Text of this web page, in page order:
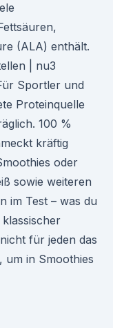
(ALA) enthält.
| nu3
Sportler und
Proteinquelle
100 %
kräftig
oder
sowie weiteren
im Test – was du
für jeden das
um in Smoothies